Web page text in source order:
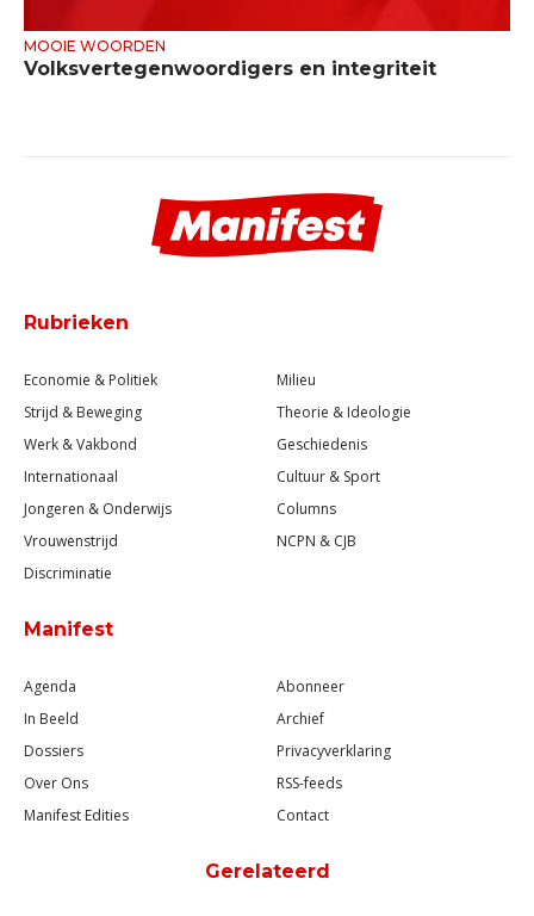
MOOIE WOORDEN
Volksvertegenwoordigers en integriteit
Rubrieken
Economie & Politiek
Strijd & Beweging
Werk & Vakbond
Internationaal
Jongeren & Onderwijs
Vrouwenstrijd
Discriminatie
Milieu
Theorie & Ideologie
Geschiedenis
Cultuur & Sport
Columns
NCPN & CJB
Manifest
Agenda
In Beeld
Dossiers
Over Ons
Manifest Edities
Abonneer
Archief
Privacyverklaring
RSS-feeds
Contact
Gerelateerd